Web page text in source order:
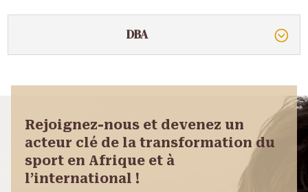
DBA
Rejoignez-nous et devenez un
acteur clé de la transformation du
sport en Afrique et à
l’international !